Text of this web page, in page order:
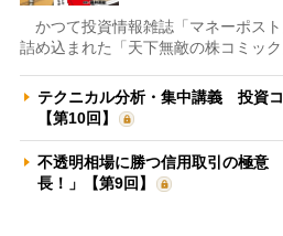
かつて投資情報雑誌「マネーポス
詰め込まれた「天下無敵の株コミッ
テクニカル分析・集中講義 投資コ
【第10回】
不透明相場に勝つ信用取引の極意
長！」【第9回】